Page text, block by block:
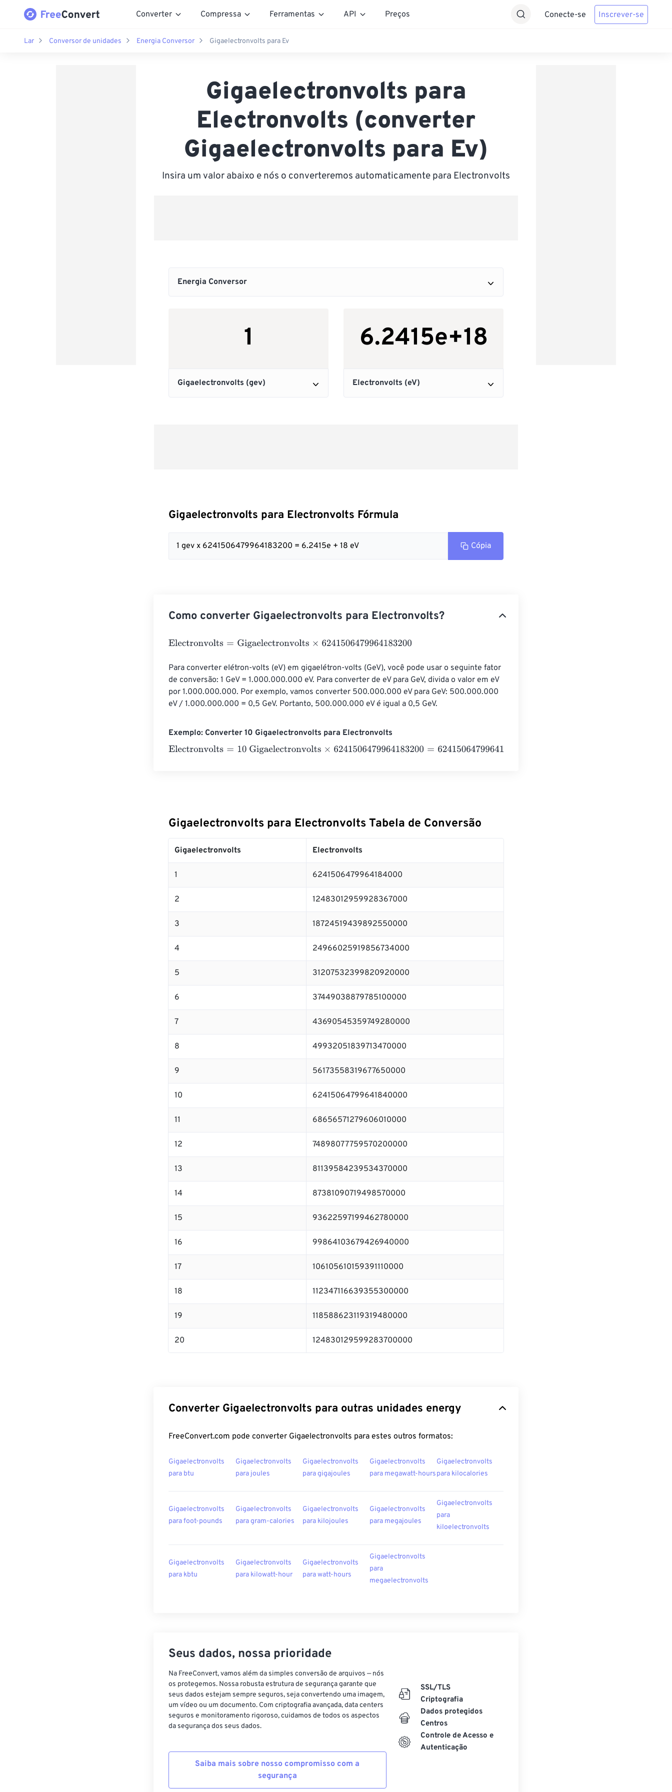
Converter Compressa Ferramentas API Preços Conecte-se Inscrever-se
Lar Conversor de unidades Energia Conversor Gigaelectronvolts para Ev
Gigaelectronvolts para
Electronvolts (converter
Gigaelectronvolts para Ev)
Insira um valor abaixo e nós o converteremos automaticamente para Electronvolts
Gigaelectronvolts para Electronvolts Fórmula
1 gev x 6241506479964183200 = 6.2415e + 18 eV Cópia
Como converter Gigaelectronvolts para Electronvolts?
Electronvolts=Gigaelectronvolts×6241506479964183200
Para converter elétron-volts (eV) em gigaelétron-volts (GeV), você pode usar o seguinte fator
de conversão: 1 GeV = 1.000.000.000 eV. Para converter de eV para GeV, divida o valor em eV
por 1.000.000.000. Por exemplo, vamos converter 500.000.000 eV para GeV: 500.000.000
eV / 1.000.000.000 = 0,5 GeV. Portanto, 500.000.000 eV é igual a 0,5 GeV.
Exemplo: Converter 10 Gigaelectronvolts para Electronvolts
Electronvolts=10 Gigaelectronvolts×6241506479964183200=62415064799641840000 Electronvolts
Gigaelectronvolts para Electronvolts Tabela de Conversão
Gigaelectronvolts Electronvolts
1 6241506479964184000
2 12483012959928367000
3 18724519439892550000
4 24966025919856734000
5 31207532399820920000
6 37449038879785100000
7 43690545359749280000
8 49932051839713470000
9 56173558319677650000
10 62415064799641840000
11 68656571279606010000
12 74898077759570200000
13 81139584239534370000
14 87381090719498570000
15 93622597199462780000
16 99864103679426940000
17 106105610159391110000
18 112347116639355300000
19 118588623119319480000
20 124830129599283700000
Converter Gigaelectronvolts para outras unidades energy
FreeConvert.com pode converter Gigaelectronvolts para estes outros formatos:
Gigaelectronvolts
para btu
Gigaelectronvolts
para joules
Gigaelectronvolts
para gigajoules
Gigaelectronvolts
para megawatt-hours
Gigaelectronvolts
para kilocalories
Gigaelectronvolts
para foot-pounds
Gigaelectronvolts
para gram-calories
Gigaelectronvolts
para kilojoules
Gigaelectronvolts
para megajoules
Gigaelectronvolts
para
kiloelectronvolts
Gigaelectronvolts
para kbtu
Gigaelectronvolts
para kilowatt-hour
Gigaelectronvolts
para watt-hours
Gigaelectronvolts
para
megaelectronvolts
Seus dados, nossa prioridade
Na FreeConvert, vamos além da simples conversão de arquivos — nós
os protegemos. Nossa robusta estrutura de segurança garante que
seus dados estejam sempre seguros, seja convertendo uma imagem,
um vídeo ou um documento. Com criptografia avançada, data centers
seguros e monitoramento rigoroso, cuidamos de todos os aspectos
da segurança dos seus dados.
Saiba mais sobre nosso compromisso com a
segurança
SSL/TLS
Criptografia
Dados protegidos
Centros
Controle de Acesso e
Autenticação